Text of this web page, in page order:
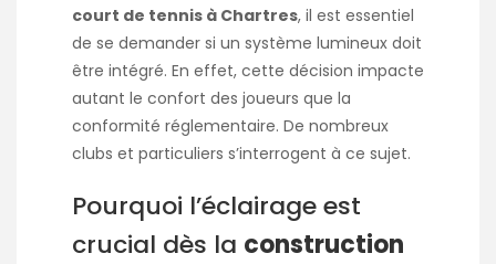
court de tennis à Chartres, il est essentiel
de se demander si un système lumineux doit
être intégré. En effet, cette décision impacte
autant le confort des joueurs que la
conformité réglementaire. De nombreux
clubs et particuliers s’interrogent à ce sujet.
Pourquoi l’éclairage est
crucial dès la construction